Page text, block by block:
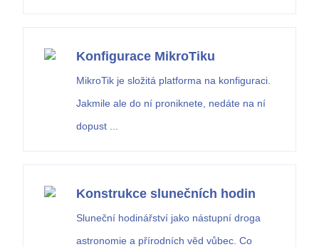
Konfigurace MikroTiku
MikroTik je složitá platforma na konfiguraci.
Jakmile ale do ní proniknete, nedáte na ní
dopust ...
Konstrukce slunečních hodin
Sluneční hodinářství jako nástupní droga
astronomie a přírodních věd vůbec. Co